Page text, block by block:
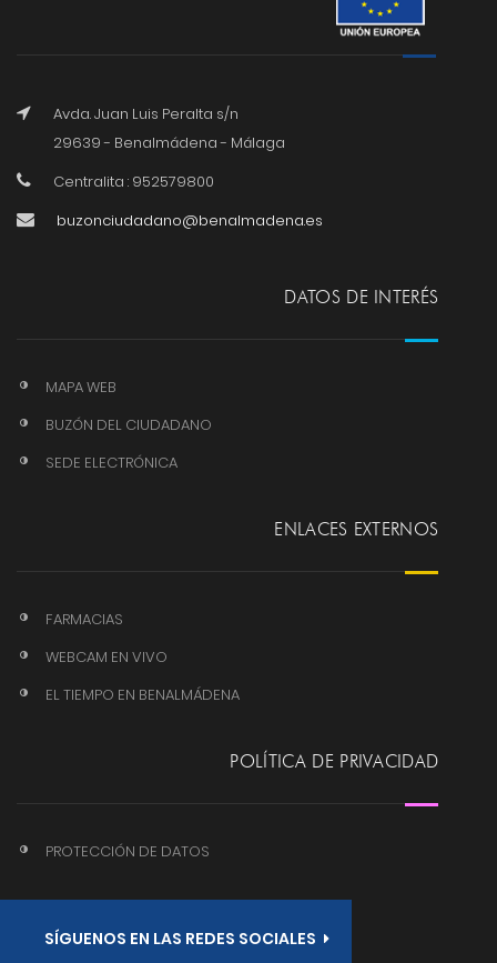
Avda. Juan Luis Peralta s/n
29639 - Benalmádena - Málaga
Centralita : 952579800
buzonciudadano@benalmadena.es
DATOS DE INTERÉS
MAPA WEB
BUZÓN DEL CIUDADANO
SEDE ELECTRÓNICA
ENLACES EXTERNOS
FARMACIAS
WEBCAM EN VIVO
EL TIEMPO EN BENALMÁDENA
POLÍTICA DE PRIVACIDAD
PROTECCIÓN DE DATOS
SÍGUENOS EN LAS REDES SOCIALES